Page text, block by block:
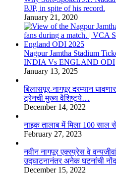
BJP, in spite of his record.
January 21, 2020
Nagpur Jamtha Stadium
INDIA Vs ENGLAND ODI
January 13, 2025
बिलासपूर-नागपूर दरम्यान
ट्रेनची मुख्य वैशिष्ट्ये…
December 14, 2022
नाइक तालाब में मिला 100 साल
February 27, 2023
नवीन नागपूर एक्स्प्रेस वे
उद्घाटनानंतर अनेक घटनांची
December 15, 2022